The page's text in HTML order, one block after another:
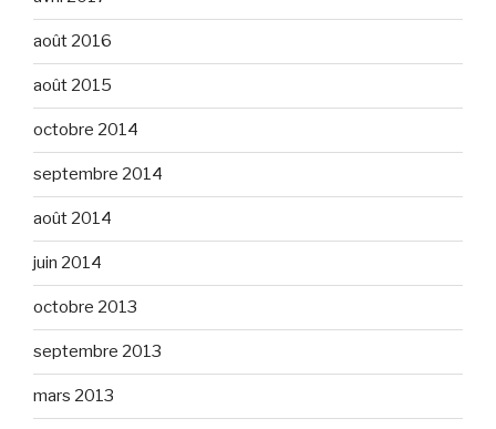
août 2016
août 2015
octobre 2014
septembre 2014
août 2014
juin 2014
octobre 2013
septembre 2013
mars 2013